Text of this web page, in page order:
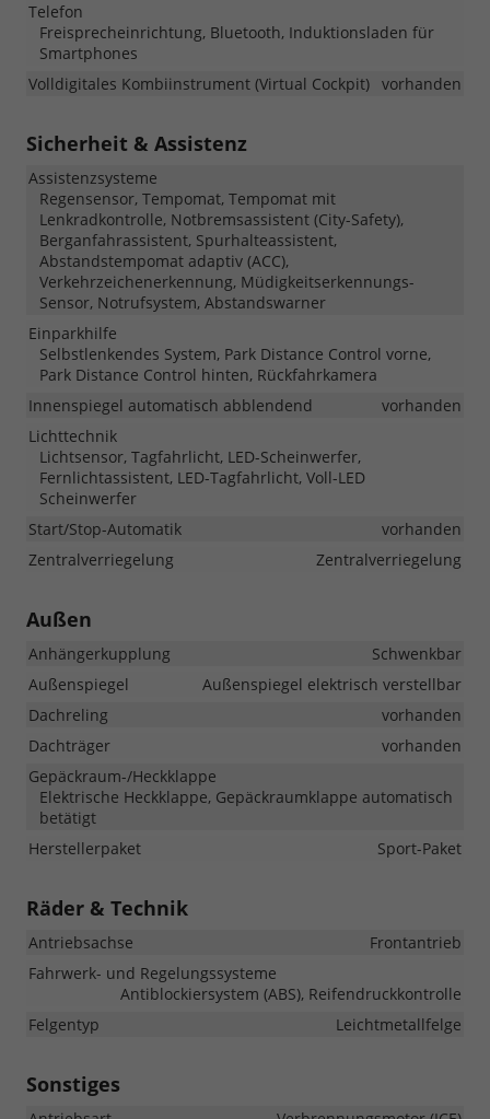
Telefon
Freisprecheinrichtung, Bluetooth, Induktionsladen für
Smartphones
Volldigitales Kombiinstrument (Virtual Cockpit) vorhanden
Sicherheit & Assistenz
Assistenzsysteme
Regensensor, Tempomat, Tempomat mit
Lenkradkontrolle, Notbremsassistent (City-Safety),
Berganfahrassistent, Spurhalteassistent,
Abstandstempomat adaptiv (ACC),
Verkehrzeichenerkennung, Müdigkeitserkennungs-
Sensor, Notrufsystem, Abstandswarner
Einparkhilfe
Selbstlenkendes System, Park Distance Control vorne,
Park Distance Control hinten, Rückfahrkamera
Innenspiegel automatisch abblendend
vorhanden
Lichttechnik
Lichtsensor, Tagfahrlicht, LED-Scheinwerfer,
Fernlichtassistent, LED-Tagfahrlicht, Voll-LED
Scheinwerfer
Start/Stop-Automatik
vorhanden
Zentralverriegelung
Zentralverriegelung
Außen
Anhängerkupplung
Schwenkbar
Außenspiegel
Außenspiegel elektrisch verstellbar
Dachreling
vorhanden
Dachträger
vorhanden
Gepäckraum-/Heckklappe
Elektrische Heckklappe, Gepäckraumklappe automatisch
betätigt
Herstellerpaket
Sport-Paket
Räder & Technik
Antriebsachse
Frontantrieb
Fahrwerk- und Regelungssysteme
Antiblockiersystem (ABS), Reifendruckkontrolle
Felgentyp
Leichtmetallfelge
Sonstiges